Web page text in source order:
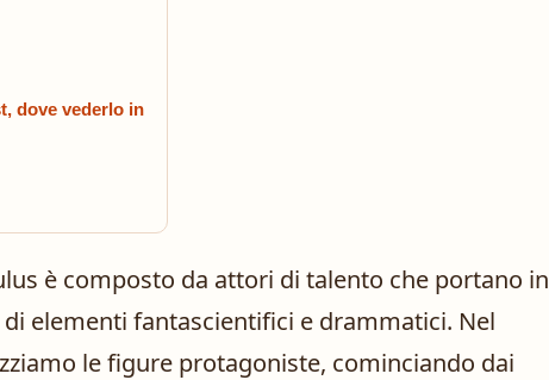
dove vederlo in
è composto da attori di talento che portano in
elementi fantascientifici e drammatici. Nel
le figure protagoniste, cominciando dai